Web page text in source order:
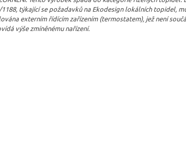
1188, týkající se požadavků na Ekodesign lokálních topidel,
externím řídícím zařízením (termostatem), jež není
výše zmíněnému nařízení.